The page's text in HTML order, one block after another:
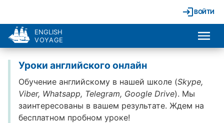
ВОЙТИ
ENGLISH
VOYAGE
Уроки английского онлайн
Обучение английскому в нашей школе (Skype,
Viber, Whatsapp, Telegram, Google Drive). Мы
заинтересованы в вашем результате. Ждем на
бесплатном пробном уроке!